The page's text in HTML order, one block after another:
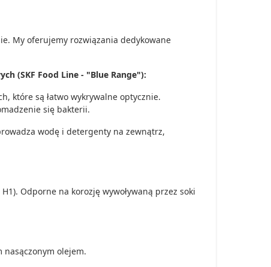
My oferujemy rozwiązania dedykowane
(SKF Food Line - "Blue Range"):
które są łatwo wykrywalne optycznie.
się bakterii.
wodę i detergenty na zewnątrz,
Odporne na korozję wywoływaną przez soki
nasączonym olejem.